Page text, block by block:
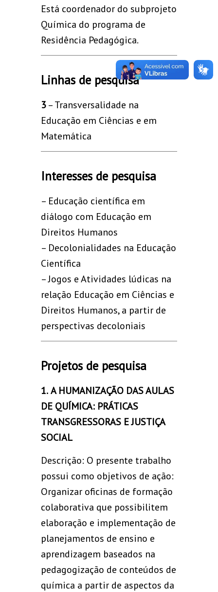
Está coordenador do subprojeto
Química do programa de
Residência Pedagógica.
Linhas de pesquisa
3– Transversalidade na
Educação em Ciências e em
Matemática
Interesses de pesquisa
– Educação científica em
diálogo com Educação em
Direitos Humanos
– Decolonialidades na Educação
Científica
– Jogos e Atividades lúdicas na
relação Educação em Ciências e
Direitos Humanos, a partir de
perspectivas decoloniais
Projetos de pesquisa
1.A HUMANIZAÇÃO DAS AULAS
DE QUÍMICA: PRÁTICAS
TRANSGRESSORAS E JUSTIÇA
SOCIAL
Descrição: O presente trabalho
possui como objetivos de ação:
Organizar oficinas de formação
colaborativa que possibilitem
elaboração e implementação de
planejamentos de ensino e
aprendizagem baseados na
pedagogização de conteúdos de
química a partir de aspectos da